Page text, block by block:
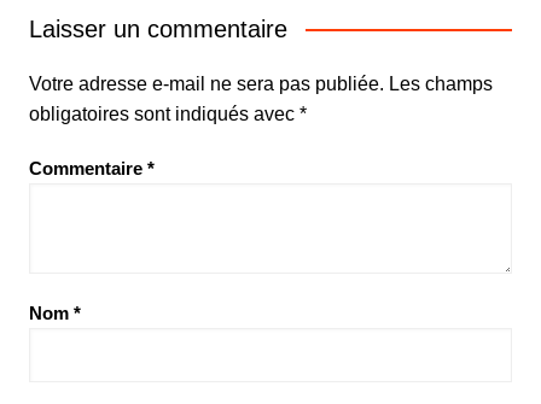
Laisser un commentaire
Votre adresse e-mail ne sera pas publiée. Les champs
obligatoires sont indiqués avec *
Commentaire *
Nom *